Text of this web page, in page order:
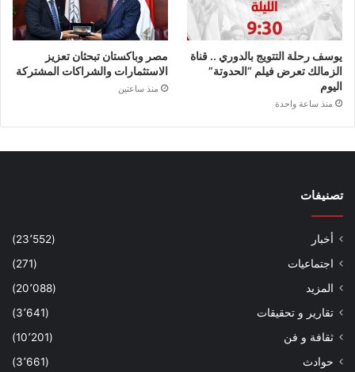
يوسف رحلة التتويج بالدوري .. قناة
الزمالك تعرض فيلم “الحدوتة”
اليوم
منذ ساعة واحدة
مصر وباكستان تبحثان تعزيز
الاستثمارات والشراكات المشتركة
منذ ساعتين
تصنيفات
أخبار
(23٬552)
اجتماعيات
(271)
المزيد
(20٬088)
تقارير و تحقيقات
(3٬641)
ثقافة و فن
(10٬201)
حوادث
(3٬661)